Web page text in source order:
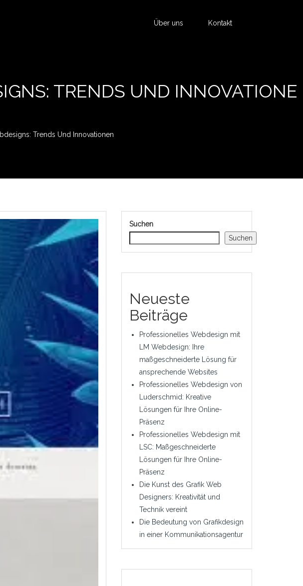
Über uns Kontakt
TRENDS UND INNOVATIONE
Trends Und Innovationen
Suchen
Suchen
Neueste
Beiträge
Professionelles Webdesign mit
LM Webdesign: Ihre
maßgeschneiderte Lösung für
ansprechende Websites
Professionelles Webdesign von
Luderschmid: Kreative
Lösungen für Ihre Online-
Präsenz
Professionelles Webdesign mit
LSC: Maßgeschneiderte
Lösungen für Ihre Online-
Präsenz
Die Kunst des Grafik Web
Designers: Kreativität und
Technik vereint
Die Bedeutung von Grafikdesign
in einer Kommunikationsagentur